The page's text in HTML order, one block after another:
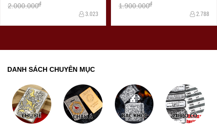
2.000.000đ
3.023
1.900.000đ
2.788
DANH SÁCH CHUYÊN MỤC